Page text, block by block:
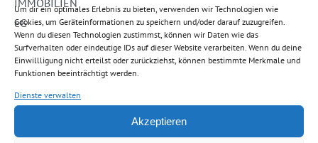
Um dir ein optimales Erlebnis zu bieten, verwenden wir Technologien wie
Cookies, um Geräteinformationen zu speichern und/oder darauf zuzugreifen.
Wenn du diesen Technologien zustimmst, können wir Daten wie das
Surfverhalten oder eindeutige IDs auf dieser Website verarbeiten. Wenn du deine
Einwillligung nicht erteilst oder zurückziehst, können bestimmte Merkmale und
Funktionen beeinträchtigt werden.
Dienste verwalten
Akzeptieren
Voraussetzungen hierfür gelten – etwa die vorherige
vollständige Bezahlung des Kaufpreises.
Sie sind sich unsicher beim Immobilienverkauf und
begleiten Ihren Immobilienverkauf vom Anfang,
über den Notartermin, bis Sie zur Übergabe der